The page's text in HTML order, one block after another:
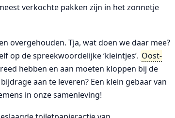
verkochte pakken zijn in het zonnetje
overgehouden. Tja, wat doen we daar mee?
op de spreekwoordelijke ‘kleintjes’. Oost-
hebben en aan moeten kloppen bij de
aan te leveren? Een klein gebaar van
in onze samenleving!